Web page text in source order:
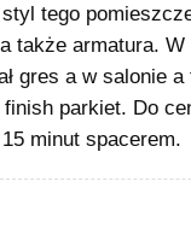
tego
także armatura. W
gres a w salonie a
parkiet. Do
minut spacerem.